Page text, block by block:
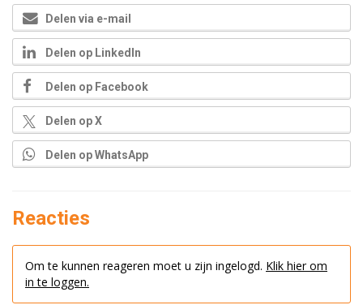
Delen via e-mail
Delen op LinkedIn
Delen op Facebook
Delen op X
Delen op WhatsApp
Reacties
Om te kunnen reageren moet u zijn ingelogd. Klik hier om
in te loggen.